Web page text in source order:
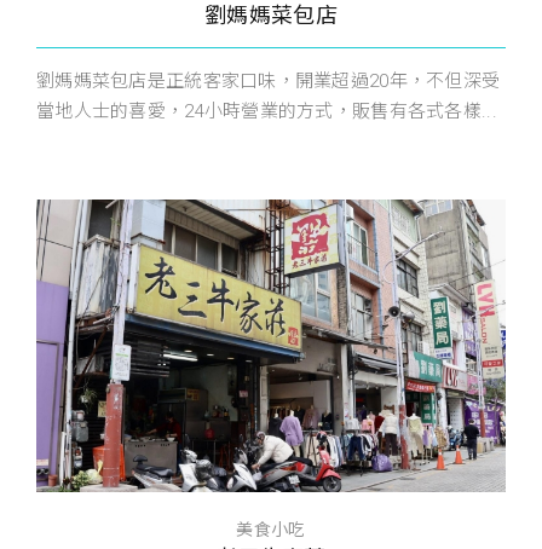
劉媽媽菜包店
劉媽媽菜包店是正統客家口味，開業超過20年，不但深受
當地人士的喜愛，24小時營業的方式，販售有各式各樣...
美食小吃